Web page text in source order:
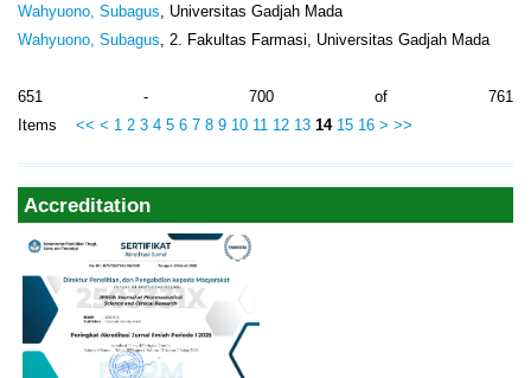
Accreditation
Wahyuono, Subagus , Universitas Gadjah Mada
Wahyuono, Subagus , 2. Fakultas Farmasi, Universitas Gadjah Mada
651 - 700 of 761
Items << < 1 2 3 4 5 6 7 8 9 10 11 12 13 14 15 16 > >>